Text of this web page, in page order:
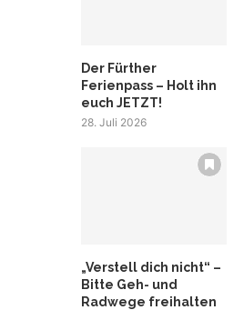
Der Fürther
Ferienpass – Holt ihn
euch JETZT!
28. Juli 2026
„Verstell dich nicht“ –
Bitte Geh- und
Radwege freihalten